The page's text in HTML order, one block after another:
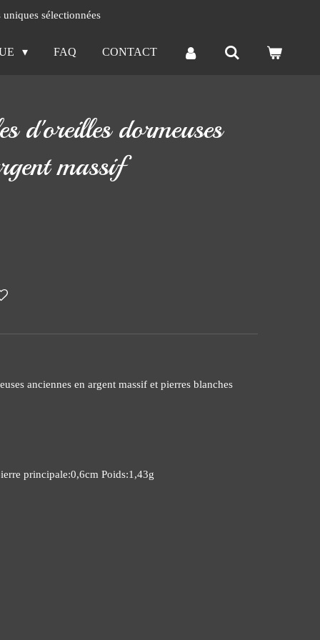
uniques sélectionnées
FAQ CONTACT
d'oreilles dormeuses
massif
anciennes en argent massif et pierres blanches
principale:0,6cm Poids:1,43g